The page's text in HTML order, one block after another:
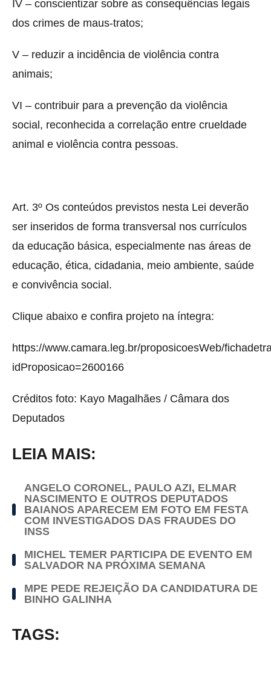
IV – conscientizar sobre as consequências legais
dos crimes de maus-tratos;
V – reduzir a incidência de violência contra
animais;
VI – contribuir para a prevenção da violência
social, reconhecida a correlação entre crueldade
animal e violência contra pessoas.
Art. 3º Os conteúdos previstos nesta Lei deverão
ser inseridos de forma transversal nos currículos
da educação básica, especialmente nas áreas de
educação, ética, cidadania, meio ambiente, saúde
e convivência social.
Clique abaixo e confira projeto na íntegra:
https://www.camara.leg.br/proposicoesWeb/
idProposicao=2600166
Créditos foto: Kayo Magalhães / Câmara dos
Deputados
LEIA MAIS:
ANGELO CORONEL, PAULO AZI, ELMAR
NASCIMENTO E OUTROS DEPUTADOS
BAIANOS APARECEM EM FOTO EM FESTA
COM INVESTIGADOS DAS FRAUDES DO
INSS
MICHEL TEMER PARTICIPA DE EVENTO EM
SALVADOR NA PRÓXIMA SEMANA
MPE PEDE REJEIÇÃO DA CANDIDATURA DE
BINHO GALINHA
TAGS: